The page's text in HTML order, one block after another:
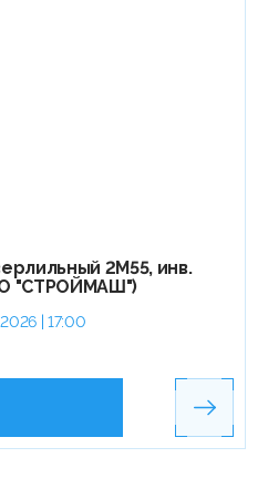
2М55, инв.
"СТРОЙМАШ")
| 17:00